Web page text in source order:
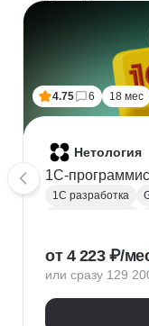
4.75 6 18 мес
Нетология
1C-
1С разработка
от 4 223 ₽/
или сразу 129